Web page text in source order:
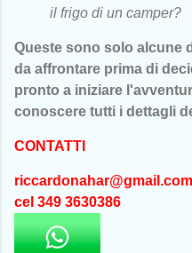
il frigo di un camper?
Queste sono solo alcune
da affrontare prima di
pronto a iniziare
conoscere tutti i dettagli
CONTATTI
riccardonahar@gmail.com
cel 349 3630386